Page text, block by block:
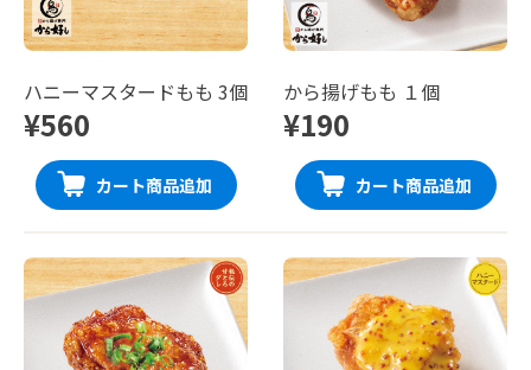
ハニーマスタードもも 3個
¥560
カート商品追加
から揚げもも １個
¥190
カート商品追加